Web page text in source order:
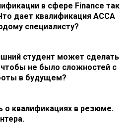
в сфере Finance так
дает квалификация ACCA
специалисту?
студент может сделать
не было сложностей с
в будущем?
о квалификациях в резюме.